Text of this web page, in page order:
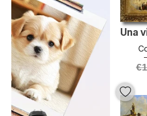
abbelliscono, ma raccontano anche
Scopri come un'opera di Springer
ambiente, portando un tocco di
tue giornate quotidiane.
€